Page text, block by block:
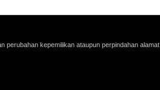
perubahan kepemilikan ataupun perpindahan alamat